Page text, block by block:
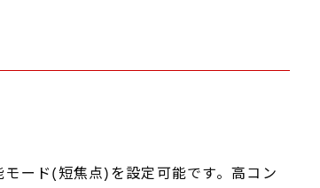
ード(短焦点)を設定可能です。高コン